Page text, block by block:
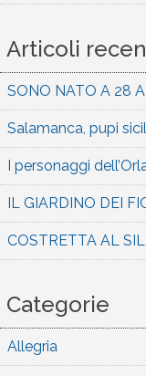
Articoli
SONO NATO A 28
Salamanca, pupi
I personaggi
IL GIARDINO DEI
COSTRETTA AL
Categorie
Allegria